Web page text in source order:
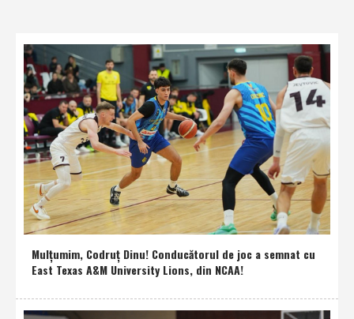
Mulţumim, Codruţ Dinu! Conducătorul de joc a semnat cu
East Texas A&M University Lions, din NCAA!